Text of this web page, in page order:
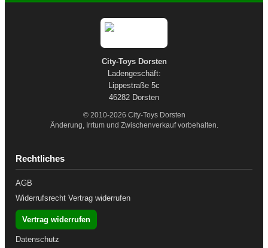
City-Toys Dorsten
Ladengeschäft:
Lippestraße 5c
46282 Dorsten
© 2010-2026 City-Toys Dorsten
Änderung, Irrtum und Zwischenverkauf vorbehalten.
Rechtliches
AGB
Widerrufsrecht Vertrag widerrufen
Vertrag widerrufen
Datenschutz